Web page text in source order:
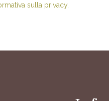
sulla privacy.